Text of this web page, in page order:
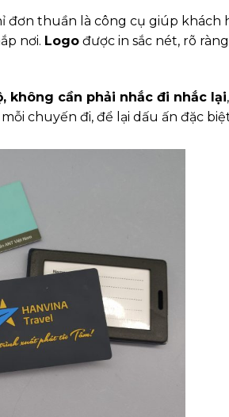
đơn thuần là công cụ giúp khách
nơi. Logo được in sắc nét, rõ
không cần phải nhắc đi nhắc lại
chuyến đi, để lại dấu ấn đặc